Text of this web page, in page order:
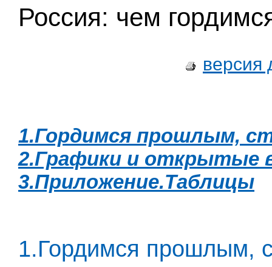
Россия: чем
версия
1.Гордимся прошлым,
2.Графики и открытые
3.Приложение.Таблицы
1.Гордимся прошлым,